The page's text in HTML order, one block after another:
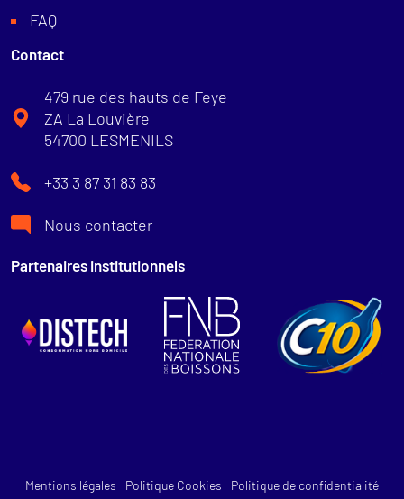
FAQ
Contact
479 rue des hauts de Feye
ZA La Louvière
54700 LESMENILS
+33 3 87 31 83 83
Nous contacter
Partenaires institutionnels
Mentions légales Politique Cookies Politique de confidentialité